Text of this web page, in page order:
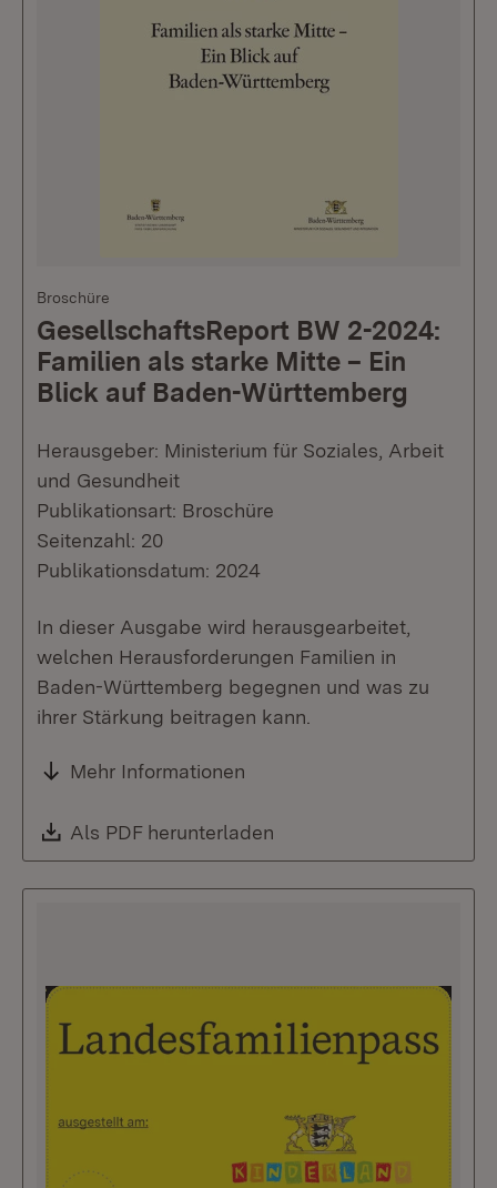
Broschüre
GesellschaftsReport BW 2-2024:
Familien als starke Mitte – Ein
Blick auf Baden-Württemberg
Herausgeber: Ministerium für Soziales, Arbeit
und Gesundheit
Publikationsart: Broschüre
Seitenzahl: 20
Publikationsdatum: 2024
In dieser Ausgabe wird herausgearbeitet,
welchen Herausforderungen Familien in
Baden-Württemberg begegnen und was zu
ihrer Stärkung beitragen kann.
Mehr Informationen
Download:
Als PDF herunterladen